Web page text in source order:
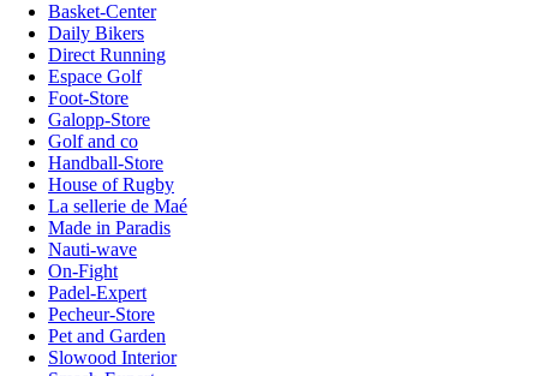
Basket-Center
Daily Bikers
Direct Running
Espace Golf
Foot-Store
Galopp-Store
Golf and co
Handball-Store
House of Rugby
La sellerie de Maé
Made in Paradis
Nauti-wave
On-Fight
Padel-Expert
Pecheur-Store
Pet and Garden
Slowood Interior